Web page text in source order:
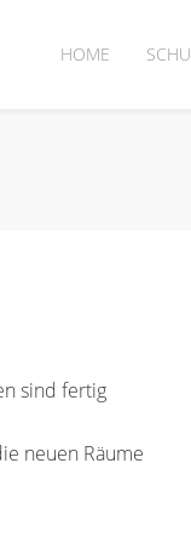
HOME
sind fertig
neuen Räume